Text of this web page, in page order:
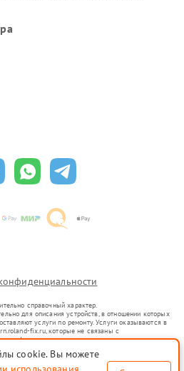
справочный характер.
для описания устройств, в отношении которых
услуги по ремонту. Услуги оказываются в
fix.ru, которые не связаны с
их официальными представителями.
введенных в гражданский оборот в соответствии
цели индивидуализации услуг или введения
cookie. Вы можете